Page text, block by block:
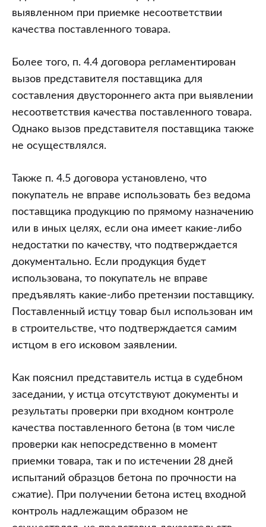
выявленном при приемке несоответствии
качества поставленного товара.
Более того, п. 4.4 договора регламентирован
вызов представителя поставщика для
составления двустороннего акта при выявлении
несоответствия качества поставленного товара.
Однако вызов представителя поставщика также
не осуществлялся.
Также п. 4.5 договора установлено, что
покупатель не вправе использовать без ведома
поставщика продукцию по прямому назначению
или в иных целях, если она имеет какие-либо
недостатки по качеству, что подтверждается
документально. Если продукция будет
использована, то покупатель не вправе
предъявлять какие-либо претензии поставщику.
Поставленный истцу товар был использован им
в строительстве, что подтверждается самим
истцом в его исковом заявлении.
Как пояснил представитель истца в судебном
заседании, у истца отсутствуют документы и
результаты проверки при входном контроле
качества поставленного бетона (в том числе
проверки как непосредственно в момент
приемки товара, так и по истечении 28 дней
испытаний образцов бетона по прочности на
сжатие). При получении бетона истец входной
контроль надлежащим образом не